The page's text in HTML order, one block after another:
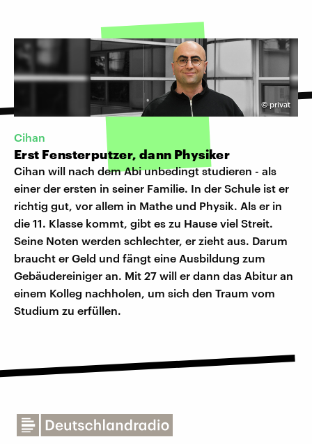
©privat
Cihan
Erst Fensterputzer, dann Physiker
Cihan will nach dem Abi unbedingt studieren - als
einer der ersten in seiner Familie. In der Schule ist er
richtig gut, vor allem in Mathe und Physik. Als er in
die 11. Klasse kommt, gibt es zu Hause viel Streit.
Seine Noten werden schlechter, er zieht aus. Darum
braucht er Geld und fängt eine Ausbildung zum
Gebäudereiniger an. Mit 27 will er dann das Abitur an
einem Kolleg nachholen, um sich den Traum vom
Studium zu erfüllen.